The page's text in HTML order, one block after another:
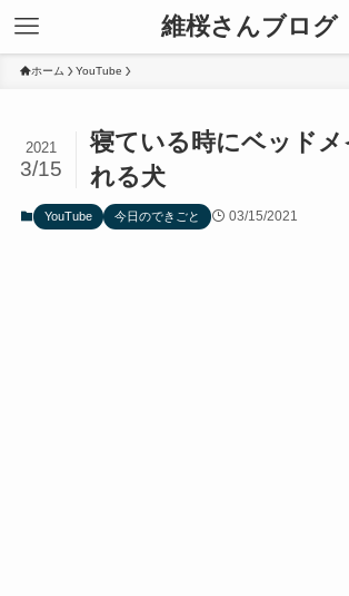
維桜さんブログ
ホーム YouTube
寝ている時にベッドメ
れる犬
2021
3/15
YouTube 今日のできごと 03/15/2021